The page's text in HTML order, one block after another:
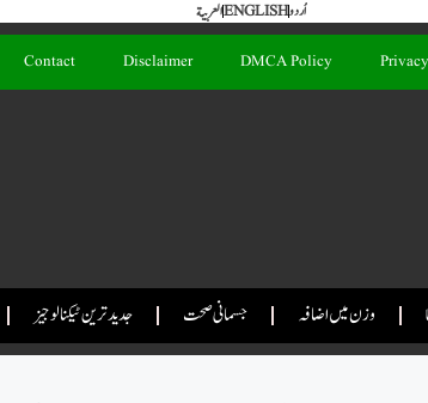
العربيةENGLISHاُردو
Contact Disclaimer DMCA Policy
جدید ترین ٹیکنالوجیز جسمانی صحت وزن میں اضافہ